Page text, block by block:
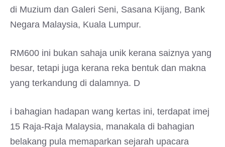
di Muzium dan Galeri Seni, Sasana Kijang, Bank
Negara Malaysia, Kuala Lumpur.
RM600 ini bukan sahaja unik kerana saiznya yang
besar, tetapi juga kerana reka bentuk dan makna
yang terkandung di dalamnya. D
i bahagian hadapan wang kertas ini, terdapat imej
15 Raja-Raja Malaysia, manakala di bahagian
belakang pula memaparkan sejarah upacara